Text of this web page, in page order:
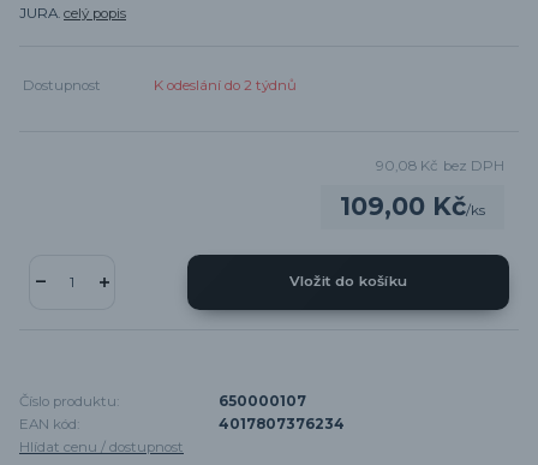
JURA. celý popis
Dostupnost K odeslání do 2 týdnů
109,00 Kč/ks
90,08 Kč bez DPH
Vložit do košíku
Číslo produktu:
650000107
EAN kód:
4017807376234
Hlídat cenu / dostupnost